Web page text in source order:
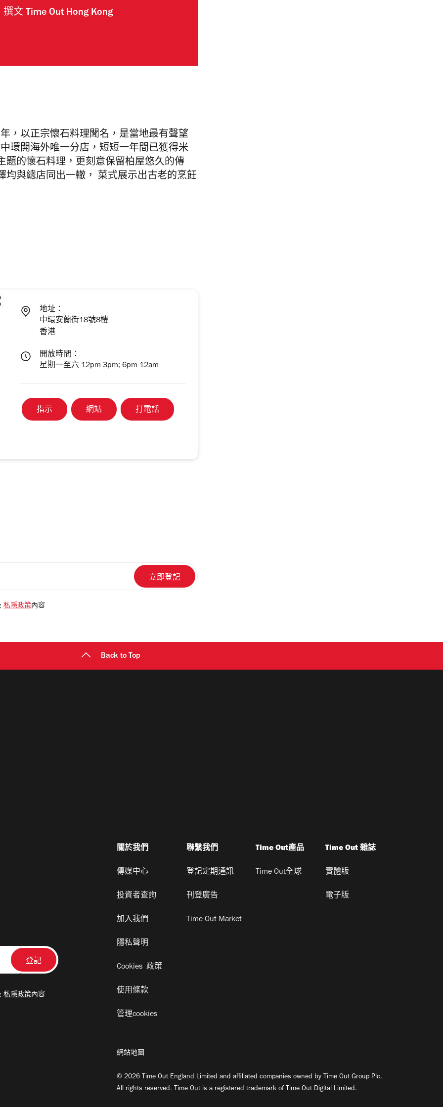
撰文 Time Out Hong Kong
年，以正宗懷石料理聞名，是當地最有聲望
環開海外唯一分店， 短短一年間已獲得米
題的懷石料理，更刻意保留柏屋悠久的傳
均與總店同出一轍， 菜式展示出古老的烹飪
地址：
中環安蘭街18號8樓
香港
開放時間：
星期一至六 12pm-3pm; 6pm-12am
指示 網站 打電話
私隱政策 內容
Back to Top
私隱政策內容
關於我們
傳媒中心
投資者查詢
加入我們
隱私聲明
Cookies 政策
使用條款
管理cookies
聯繫我們
登記定期通訊
刊登廣告
Time Out Market
Time Out產品
Time Out全球
Time Out 雜誌
實體版
電子版
網站地圖
© 2026 Time Out England Limited and affiliated companies owned by Time Out Group Plc.
All rights reserved. Time Out is a registered trademark of Time Out Digital Limited.